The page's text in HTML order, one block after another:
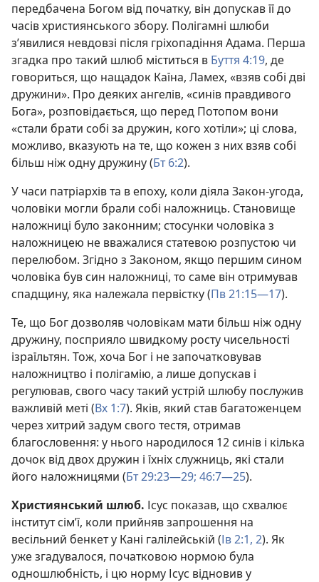
передбачена Богом від початку, він допускав її до
часів християнського збору. Полігамні шлюби
з’явилися невдовзі після гріхопадіння Адама. Перша
згадка про такий шлюб міститься в Буття 4:19, де
говориться, що нащадок Каїна, Ламех, «взяв собі дві
дружини». Про деяких ангелів, «синів правдивого
Бога», розповідається, що перед Потопом вони
«стали брати собі за дружин, кого хотіли»; ці слова,
можливо, вказують на те, що кожен з них взяв собі
більш ніж одну дружину (Бт 6:2).
У часи патріархів та в епоху, коли діяла Закон-угода,
чоловіки могли брали собі наложниць. Становище
наложниці було законним; стосунки чоловіка з
наложницею не вважалися статевою розпустою чи
перелюбом. Згідно з Законом, якщо першим сином
чоловіка був син наложниці, то саме він отримував
спадщину, яка належала первістку (Пв 21:15—17).
Те, що Бог дозволяв чоловікам мати більш ніж одну
дружину, посприяло швидкому росту чисельності
ізраїльтян. Тож, хоча Бог і не започатковував
наложництво і полігамію, а лише допускав і
регулював, свого часу такий устрій шлюбу послужив
важливій меті (Вх 1:7). Яків, який став багатоженцем
через хитрий задум свого тестя, отримав
благословення: у нього народилося 12 синів і кілька
дочок від двох дружин і їхніх служниць, які стали
його наложницями (Бт 29:23—29; 46:7—25).
Християнський шлюб. Ісус показав, що схвалює
інститут сім’ї, коли прийняв запрошення на
весільний бенкет у Кані галілейській (Ів 2:1, 2). Як
уже згадувалося, початковою нормою була
одношлюбність, і цю норму Ісус відновив у